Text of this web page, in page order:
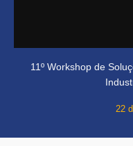
11º Workshop de
22